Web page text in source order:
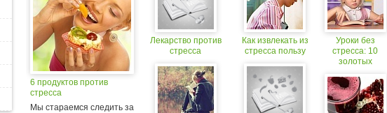
6 продуктов против
стресса
Мы стараемся следить за
Лекарство против
стресса
Как извлекать из
стресса пользу
Уроки без
стресса: 10
золотых